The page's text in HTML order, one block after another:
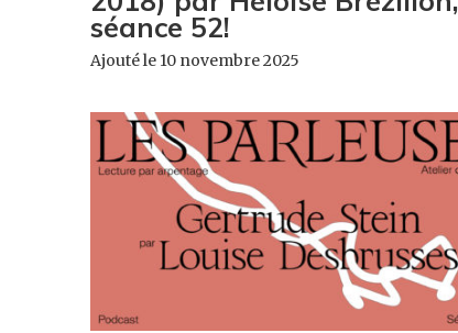
séance 52!
Ajouté le 10 novembre 2025